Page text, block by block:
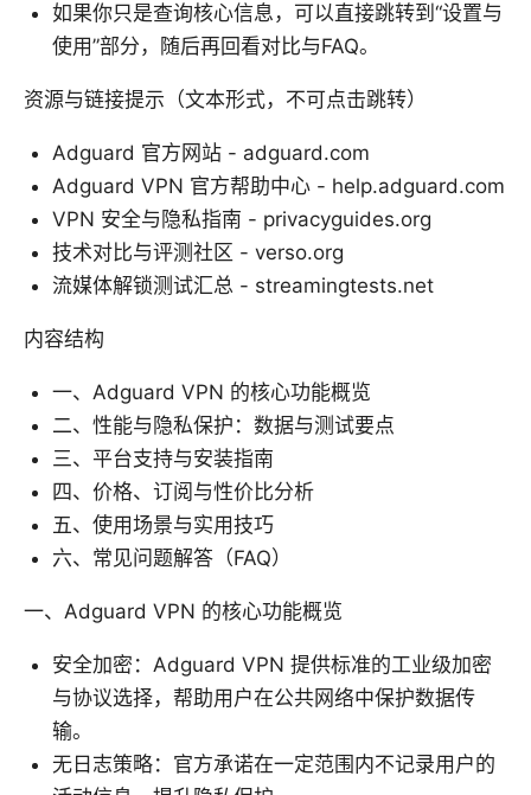
如果你只是查询核心信息，可以直接跳转到“设置与
使用”部分，随后再回看对比与FAQ。
资源与链接提示（文本形式，不可点击跳转）
Adguard 官方网站 - adguard.com
Adguard VPN 官方帮助中心 - help.adguard.com
VPN 安全与隐私指南 - privacyguides.org
技术对比与评测社区 - verso.org
流媒体解锁测试汇总 - streamingtests.net
内容结构
一、Adguard VPN 的核心功能概览
二、性能与隐私保护：数据与测试要点
三、平台支持与安装指南
四、价格、订阅与性价比分析
五、使用场景与实用技巧
六、常见问题解答（FAQ）
一、Adguard VPN 的核心功能概览
安全加密：Adguard VPN 提供标准的工业级加密
与协议选择，帮助用户在公共网络中保护数据传
输。
无日志策略：官方承诺在一定范围内不记录用户的